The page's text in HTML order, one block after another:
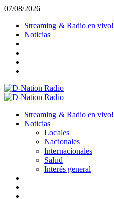
Saltar
contenido
07/08/2026
Streaming & Radio en vivo!
Noticias
Menú
Streaming & Radio en vivo!
Noticias
Locales
Nacionales
Internacionales
Salud
Interés general